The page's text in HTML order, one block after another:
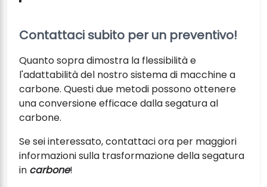
Contattaci subito per un preventivo!
Quanto sopra dimostra la flessibilità e
l'adattabilità del nostro sistema di macchine a
carbone. Questi due metodi possono ottenere
una conversione efficace dalla segatura al
carbone.
Se sei interessato, contattaci ora per maggiori
informazioni sulla trasformazione della segatura
in carbone!